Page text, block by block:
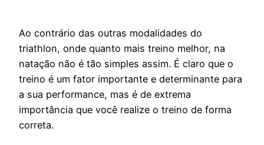
Ao contrário das outras modalidades do
triathlon, onde quanto mais treino melhor, na
natação não é tão simples assim. É claro que o
treino é um fator importante e determinante para
a sua performance, mas é de extrema
importância que você realize o treino de forma
correta.